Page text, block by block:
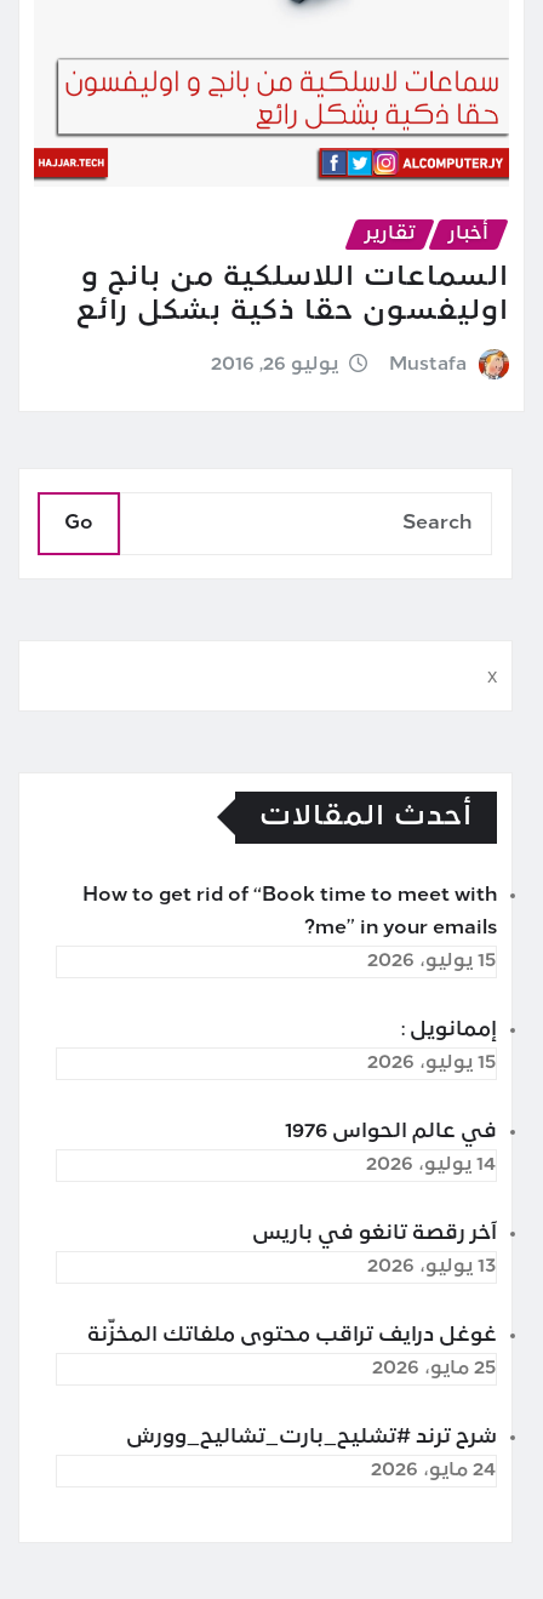
أخبار تقارير
السماعات اللاسلكية من بانج و
اوليفسون حقا ذكية بشكل رائع
Mustafa يوليو 26, 2016
Go
x
أحدث المقالات
How to get rid of “Book time to meet with
me” in your emails?
15 يوليو، 2026
إممانويل :
15 يوليو، 2026
في عالم الحواس 1976
14 يوليو، 2026
آخر رقصة تانغو في باريس
13 يوليو، 2026
غوغل درايف تراقب محتوى ملفاتك المخزّنة
25 مايو، 2026
شرح ترند #تشليح_بارت_تشاليح_وورش
24 مايو، 2026